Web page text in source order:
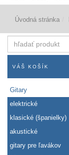
Úvodná stránka
produkt
VÁŠ KOŠÍK
Gitary
elektrické
klasické (španielky)
akustické
gitary pre ľavákov